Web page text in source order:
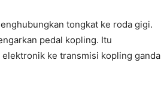
tongkat ke roda gigi.
pedal kopling. Itu
ke transmisi kopling ganda